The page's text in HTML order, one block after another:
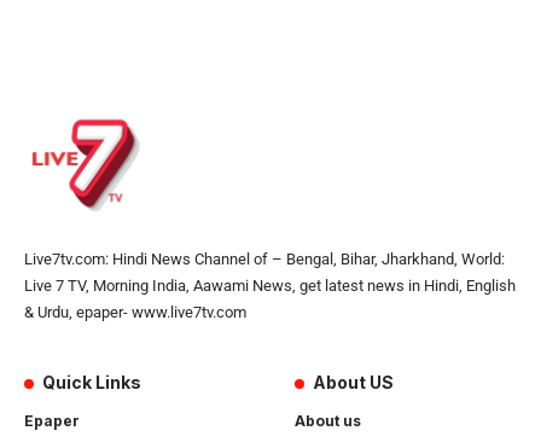
Live7tv.com: Hindi News Channel of – Bengal, Bihar, Jharkhand, World:
Live 7 TV, Morning India, Aawami News, get latest news in Hindi, English
& Urdu, epaper- www.live7tv.com
Quick Links
Epaper
About US
About us